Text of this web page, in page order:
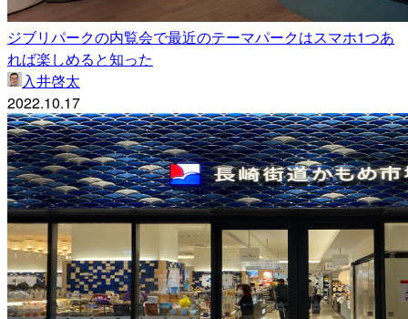
ジブリパークの内覧会で最近のテーマパークはスマホ1つあ
れば楽しめると知った
入井啓太
2022.10.17